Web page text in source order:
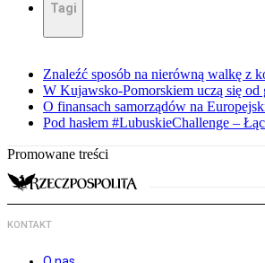
Tagi
Znaleźć sposób na nierówną walkę z
W Kujawsko-Pomorskiem uczą się
O finansach samorządów na
Pod hasłem #LubuskieChallenge –
Promowane treści
KONTAKT